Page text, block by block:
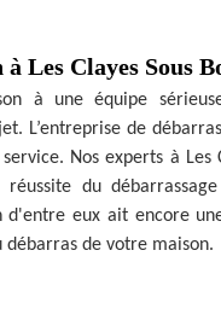
Les Clayes Sous
à une équipe
L’entreprise de
Nos experts à
du
eux ait encore
de votre maison.